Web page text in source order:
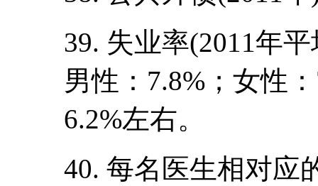
39. 失业率(2011年
男性：7.8%；女性
6.2%左右。
40. 每名医生相对应